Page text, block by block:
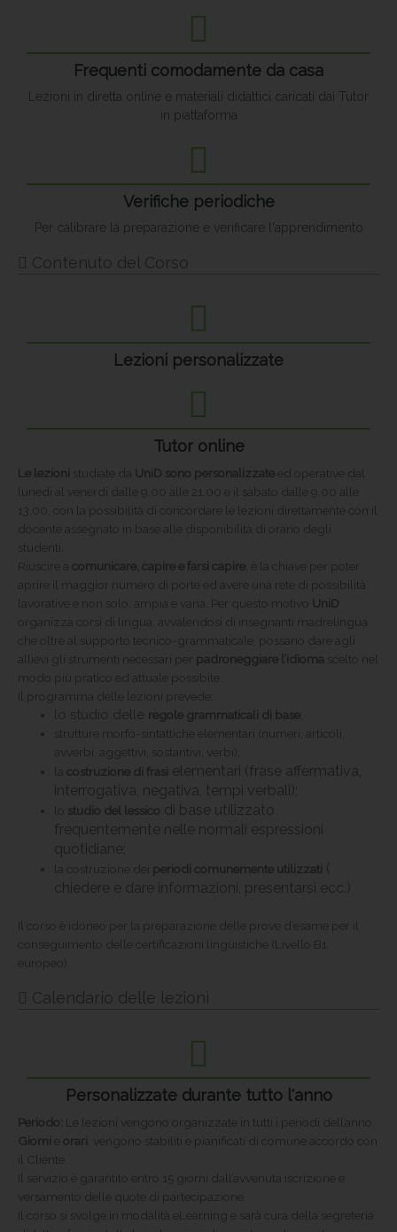
Frequenti comodamente da casa
Lezioni in diretta online e materiali didattici caricati dai Tutor
in piattaforma
Verifiche periodiche
Per calibrare la preparazione e verificare l'apprendimento
Contenuto del Corso
Lezioni personalizzate
Tutor online
Le lezioni studiate da UniD sono personalizzateed operative dal
lunedi al venerdi dalle 9.00 alle 21.00 e il sabato dalle 9.00 alle
13.00, con la possibilità di concordare le lezioni direttamente con il
docente assegnato in base alle disponibilità di orario degli
studenti.
Riuscire a comunicare, capire e farsi capire , è la chiave per poter
aprire il maggior numero di porte ed avere una rete di possibilità
lavorative e non solo, ampia e varia. Per questo motivo UniD
organizza corsi di lingua, avvalendosi di insegnanti madrelingua
che oltre al supporto tecnico-grammaticale, possano dare agli
allievi gli strumenti necessari per padroneggiare l’idioma scelto nel
modo più pratico ed attuale possibile.
Il programma delle lezioni prevede:
lo studio delle regole grammaticali di base
strutture morfo-sintattiche elementari (numeri, articoli,
avverbi, aggettivi, sostantivi, verbi);
lacostruzione di frasi elementari (frase affermativa,
interrogativa, negativa, tempi verbali);
lo studio del lessico di base utilizzato
frequentemente nelle normali espressioni
quotidiane;
la costruzione dei periodi comunemente utilizzati (
chiedere e dare informazioni, presentarsi ecc.)
Il corso è idoneo per la preparazione delle prove d’esame per il
conseguimento delle certificazioni linguistiche (Livello B1
europeo).
Calendario delle lezioni
Personalizzate durante tutto l'anno
Periodo: Le lezioni vengono organizzate in tutti i periodi dell’anno.
Giorni e orari : vengono stabiliti e pianificati di comune accordo con
il Cliente.
Il servizio è garantito entro 15 giorni dall’avvenuta iscrizione e
versamento delle quote di partecipazione.
Il corso si svolge in modalità eLearning e sarà cura della segreteria